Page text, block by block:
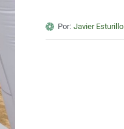
Por: Javier Esturillo